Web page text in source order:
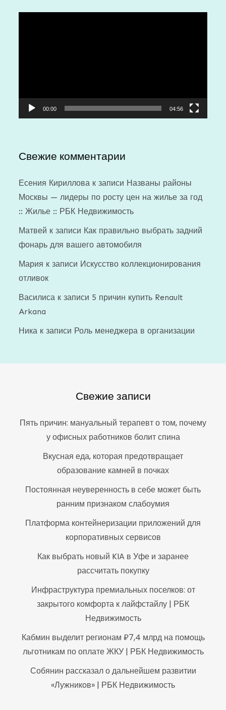
00:00 04:56
Свежие комментарии
Есения Кириллова к записи Названы районы
Москвы — лидеры по росту цен на жилье за год
:: Жилье :: РБК Недвижимость
Матвей к записи Как правильно выбрать задний
фонарь для вашего автомобиля
Мария к записи Искусство коллекционирования
отливок
Василиса к записи 5 причин купить Renault
Arkana
Ника к записи Роль менеджера в организации
Свежие записи
Пять причин: мануальный терапевт о том, почему
у офисных работников болит спина
Вкусная еда, которая предотвращает
образование камней в почках
Постоянная неуверенность в себе может быть
ранним признаком слабоумия
Платформа контейнеризации приложений для
корпоративных сервисов
Как выбрать новый KIA в Уфе и заранее
рассчитать покупку
Инфраструктура премиальных поселков: от
закрытого комфорта к лайфстайлу | РБК
Недвижимость
Кабмин выделит регионам ₽7,4 млрд на помощь
льготникам по оплате ЖКУ | РБК Недвижимость
Собянин рассказал о дальнейшем развитии
«Лужников» | РБК Недвижимость